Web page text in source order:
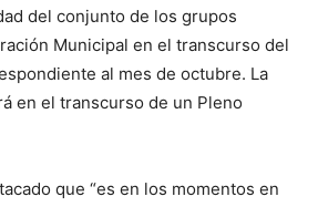
del conjunto de los grupos
Municipal en el transcurso del
al mes de octubre. La
en el transcurso de un Pleno
que “es en los momentos en